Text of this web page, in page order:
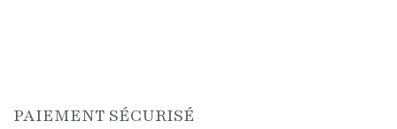
PAIEMENT SÉCURISÉ